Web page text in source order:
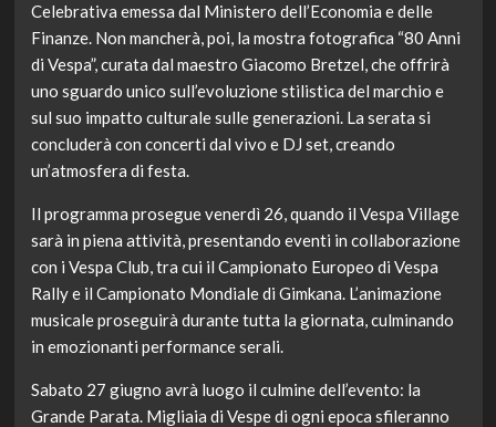
Celebrativa emessa dal Ministero dell’Economia e delle
Finanze. Non mancherà, poi, la mostra fotografica “80 Anni
di Vespa”, curata dal maestro Giacomo Bretzel, che offrirà
uno sguardo unico sull’evoluzione stilistica del marchio e
sul suo impatto culturale sulle generazioni. La serata si
concluderà con concerti dal vivo e DJ set, creando
un’atmosfera di festa.
Il programma prosegue venerdì 26, quando il Vespa Village
sarà in piena attività, presentando eventi in collaborazione
con i Vespa Club, tra cui il Campionato Europeo di Vespa
Rally e il Campionato Mondiale di Gimkana. L’animazione
musicale proseguirà durante tutta la giornata, culminando
in emozionanti performance serali.
Sabato 27 giugno avrà luogo il culmine dell’evento: la
Grande Parata. Migliaia di Vespe di ogni epoca sfileranno